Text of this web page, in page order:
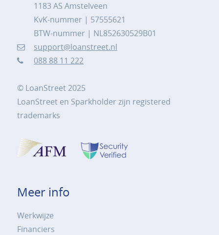
1183 AS Amstelveen
KvK-nummer | 57555621
BTW-nummer | NL852630529B01
support@loanstreet.nl
088 88 11 222
© LoanStreet 2025
LoanStreet en Sparkholder zijn registered
trademarks
Meer info
Werkwijze
Financiers